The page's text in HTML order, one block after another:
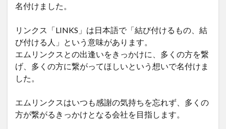
名付けました。
リンクス「LINKS」は日本語で「結び付けるもの、結
び付ける人」という意味があります。
エムリンクスとの出逢いをきっかけに、多くの方を繋
げ、多くの方に繋がってほしいという想いで名付けま
した。
エムリンクスはいつも感謝の気持ちを忘れず、多くの
方が繋がるきっかけとなる会社を目指します。